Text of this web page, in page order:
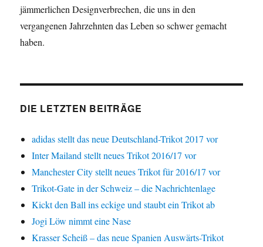
jämmerlichen Designverbrechen, die uns in den
vergangenen Jahrzehnten das Leben so schwer gemacht
haben.
DIE LETZTEN BEITRÄGE
adidas stellt das neue Deutschland-Trikot 2017 vor
Inter Mailand stellt neues Trikot 2016/17 vor
Manchester City stellt neues Trikot für 2016/17 vor
Trikot-Gate in der Schweiz – die Nachrichtenlage
Kickt den Ball ins eckige und staubt ein Trikot ab
Jogi Löw nimmt eine Nase
Krasser Scheiß – das neue Spanien Auswärts-Trikot